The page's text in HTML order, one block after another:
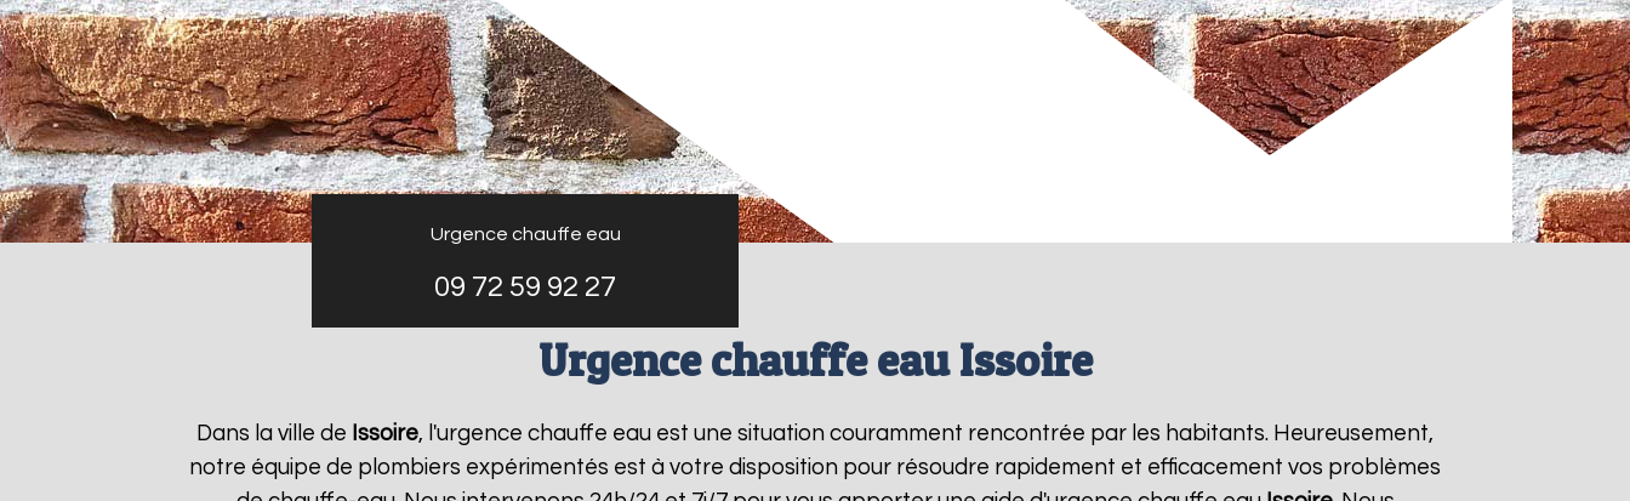
Urgence chauffe eau
09 72 59 92 27
Urgence chauffe eau Issoire
Dans la ville de Issoire, l'urgence chauffe eau est une situation couramment rencontrée par les habitants. Heureusement,
notre équipe de plombiers expérimentés est à votre disposition pour résoudre rapidement et efficacement vos problèmes